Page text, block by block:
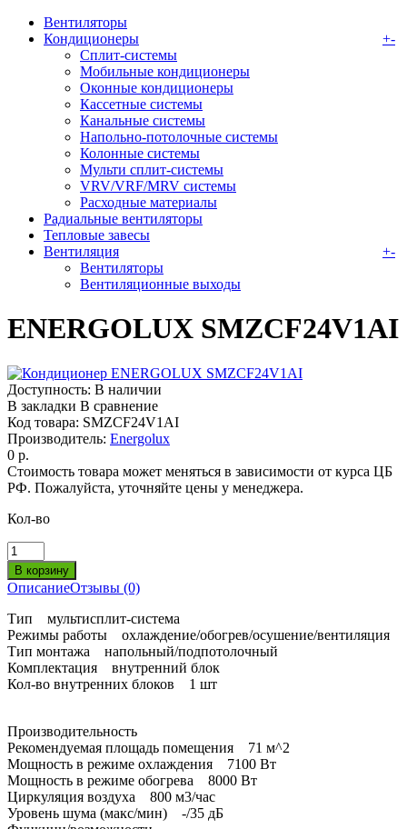
Вентиляторы
Кондиционеры
+-
Сплит-системы
Мобильные кондиционеры
Оконные кондиционеры
Кассетные системы
Канальные системы
Напольно-потолочные системы
Колонные системы
Мульти сплит-системы
VRV/VRF/MRV системы
Расходные материалы
Радиальные вентиляторы
Тепловые завесы
Вентиляция
+-
Вентиляторы
Вентиляционные выходы
ENERGOLUX SMZCF24V1AI
Доступность: В наличии
В закладки В сравнение
Код товара: SMZCF24V1AI
Производитель: Energolux
0 р.
Стоимость товара может меняться в зависимости от курса ЦБ
РФ. Пожалуйста, уточняйте цены у менеджера.
Кол-во
ОписаниеОтзывы (0)
Тип мультисплит-система
Режимы работы охлаждение/обогрев/осушение/вентиляция
Тип монтажа напольный/подпотолочный
Комплектация внутренний блок
Кол-во внутренних блоков 1 шт
Производительность
Рекомендуемая площадь помещения 71 м^2
Мощность в режиме охлаждения 7100 Вт
Мощность в режиме обогрева 8000 Вт
Циркуляция воздуха 800 м3/час
Уровень шума (макс/мин) -/35 дБ